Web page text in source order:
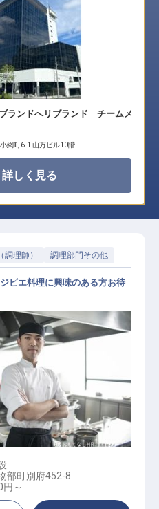
ランドへリブランド チームメ
網町6-1 山万ビル10階
詳しく見る
調理師） 調理部門その他
/ 契約社員
ビエ料理に興味のある方お待
部町別府452-8
円～